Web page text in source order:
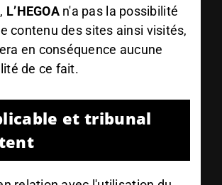
L’HEGOAn'a pas la possibilité
contenu des sites ainsi visités,
en conséquence aucune
de ce fait.
et tribunal